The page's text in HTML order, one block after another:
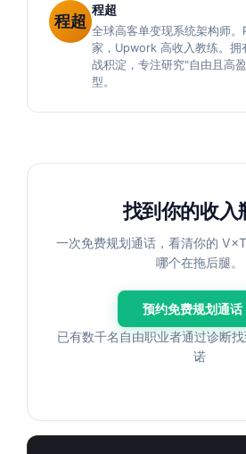
程超
程超
全球高客单变现系统架构师
家，Upwork 高收入教练。拥
战积淀，专注研究"自由且高
型。
找到你的收入
一次免费规划通话，看清你的
哪个在拖后腿。
预约免费规划通
已有数千名自由职业者通过诊断
诺